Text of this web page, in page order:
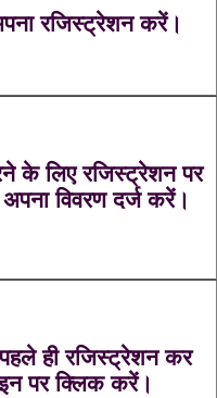
रजिस्ट्रेशन करें।
के लिए रजिस्ट्रेशन पर
विवरण दर्ज करें।
ही रजिस्ट्रेशन कर
पर क्लिक करें।